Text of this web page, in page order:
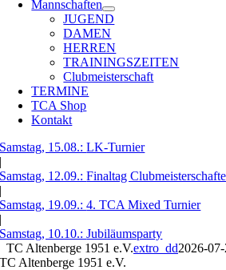
Mannschaften
JUGEND
DAMEN
HERREN
TRAININGSZEITEN
Clubmeisterschaft
TERMINE
TCA Shop
Kontakt
Samstag, 15.08.:LK-Turnier
|
Samstag, 12.09.:Finaltag
|
Samstag, 19.09.:4. TCA Mixed Turnier
|
Samstag, 10.10.:Jubiläumsparty
TC Altenberge 1951 e.V.extro_dd2026-
TC Altenberge 1951 e.V.